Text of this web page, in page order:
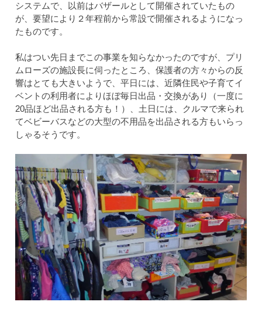
システムで、以前はバザールとして開催されていたもの
が、要望により２年程前から常設で開催されるようになっ
たものです。
私はつい先日までこの事業を知らなかったのですが、プリ
ムローズの施設長に伺ったところ、保護者の方々からの反
響はとても大きいようで、平日には、近隣住民や子育てイ
ベントの利用者によりほぼ毎日出品・交換があり（一度に
20品ほど出品される方も！）、土日には、クルマで来られ
てベビーバスなどの大型の不用品を出品される方もいらっ
しゃるそうです。